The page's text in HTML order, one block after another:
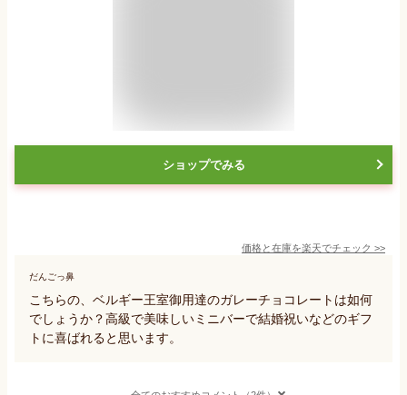
ショップでみる
価格と在庫を楽天でチェック >>
だんごっ鼻
こちらの、ベルギー王室御用達のガレーチョコレートは如何
でしょうか？高級で美味しいミニバーで結婚祝いなどのギフ
トに喜ばれると思います。